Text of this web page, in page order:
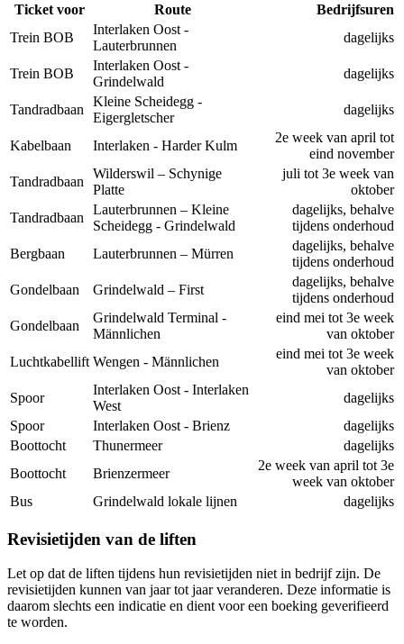
Ticket voor Route
Bedrijfsuren
Trein BOB
Interlaken Oost -
Lauterbrunnen
dagelijks
Trein BOB
Interlaken Oost -
Grindelwald
dagelijks
Tandradbaan
Kleine Scheidegg -
Eigergletscher
dagelijks
Kabelbaan Interlaken - Harder Kulm
2e week van april tot
eind november
Tandradbaan
Wilderswil – Schynige
Platte
juli tot 3e week van
oktober
Tandradbaan
Lauterbrunnen – Kleine
Scheidegg - Grindelwald
dagelijks, behalve
tijdens onderhoud
Bergbaan
Lauterbrunnen – Mürren
dagelijks, behalve
tijdens onderhoud
Gondelbaan
Grindelwald – First
dagelijks, behalve
tijdens onderhoud
Gondelbaan
Grindelwald Terminal -
Männlichen
eind mei tot 3e week
van oktober
Luchtkabellift Wengen - Männlichen
eind mei tot 3e week
van oktober
Spoor
Interlaken Oost - Interlaken
West
dagelijks
Spoor
Interlaken Oost - Brienz
dagelijks
Boottocht
Thunermeer
dagelijks
Boottocht
Brienzermeer
2e week van april tot 3e
week van oktober
Bus
Grindelwald lokale lijnen dagelijks
Revisietijden van de liften
Let op dat de liften tijdens hun revisietijden niet in bedrijf zijn. De
revisietijden kunnen van jaar tot jaar veranderen. Deze informatie is
daarom slechts een indicatie en dient voor een boeking geverifieerd
te worden.